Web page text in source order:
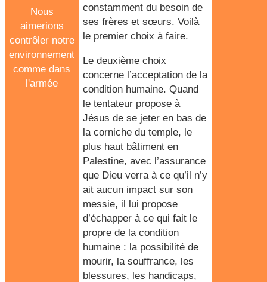
Nous
aimerions
contrôler notre
environnement
comme dans
l'armée
constamment du besoin de
ses frères et sœurs. Voilà
le premier choix à faire.
Le deuxième choix
concerne l’acceptation de la
condition humaine. Quand
le tentateur propose à
Jésus de se jeter en bas de
la corniche du temple, le
plus haut bâtiment en
Palestine, avec l’assurance
que Dieu verra à ce qu’il n’y
ait aucun impact sur son
messie, il lui propose
d’échapper à ce qui fait le
propre de la condition
humaine : la possibilité de
mourir, la souffrance, les
blessures, les handicaps,